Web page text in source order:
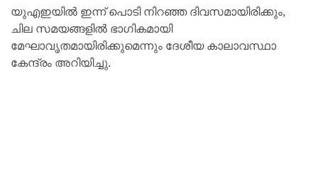
യുഎഇയിൽ ഇന്ന് പൊടി നിറഞ്ഞ ദിവസമായിരിക്കും,
ചില സമയങ്ങളിൽ ഭാഗികമായി
മേഘാവൃതമായിരിക്കുമെന്നും ദേശീയ കാലാവസ്ഥാ
കേന്ദ്രം അറിയിച്ചു.